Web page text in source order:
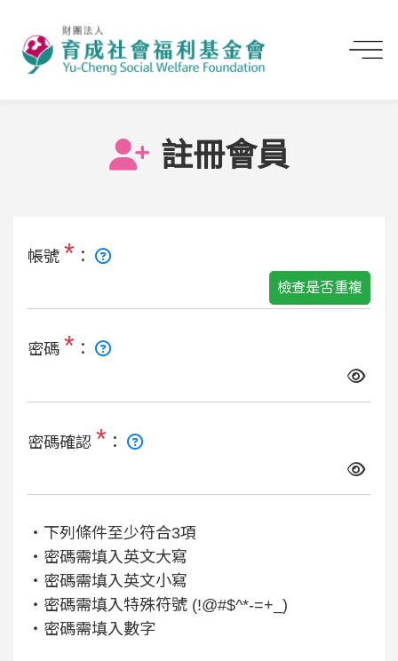
註冊會員
帳號 * ：
檢查是否重複
密碼 * ：
密碼確認 * ：
‧下列條件至少符合3項
‧密碼需填入英文大寫
‧密碼需填入英文小寫
‧密碼需填入特殊符號 (!@#$^*-=+_)
‧密碼需填入數字